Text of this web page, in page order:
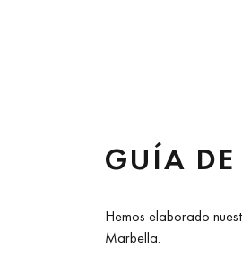
GUÍA DE
Hemos elaborado
Marbella.